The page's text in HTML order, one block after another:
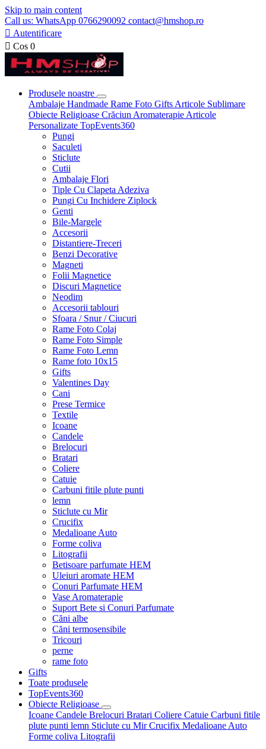
Skip to main content
Call us: WhatsApp 0766290092 contact@hmshop.ro
 Autentificare
 Cos 0
Produsele noastre
Ambalaje Handmade Rame Foto Gifts Articole Sublimare
Obiecte Religioase Crăciun Aromaterapie Articole
Personalizate TopEvents360
Pungi
Saculeti
Sticlute
Cutii
Ambalaje Flori
Tiple Cu Clapeta Adeziva
Pungi Cu Inchidere Ziplock
Genti
Bile-Margele
Accesorii
Distantiere-Treceri
Benzi Decorative
Magneti
Folii Magnetice
Discuri Magnetice
Neodim
Accesorii tablouri
Sfoara / Snur / Ciucuri
Rame Foto Colaj
Rame Foto Simple
Rame Foto Lemn
Rame foto 10x15
Gifts
Valentines Day
Cani
Prese Termice
Textile
Icoane
Candele
Brelocuri
Bratari
Coliere
Catuie
Carbuni fitile plute punti
lemn
Sticlute cu Mir
Crucifix
Medalioane Auto
Forme coliva
Litografii
Betisoare parfumate HEM
Uleiuri aromate HEM
Conuri Parfumate HEM
Vase Aromaterapie
Suport Bete si Conuri Parfumate
Căni albe
Căni termosensibile
Tricouri
perne
rame foto
Gifts
Toate produsele
TopEvents360
Obiecte Religioase
Icoane Candele Brelocuri Bratari Coliere Catuie Carbuni fitile
plute punti lemn Sticlute cu MirCrucifix Medalioane Auto
Forme coliva Litografii